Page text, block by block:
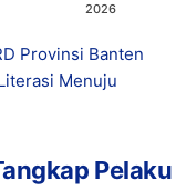
2026
Provinsi Banten
Menuju
Pelaku